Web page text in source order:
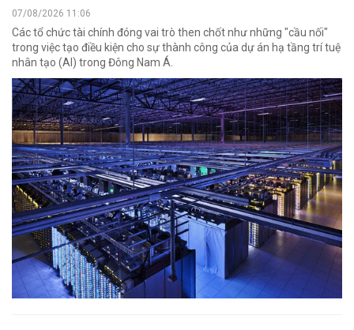
07/08/2026 11:06
Các tổ chức tài chính đóng vai trò then chốt như những "cầu nối"
trong việc tạo điều kiện cho sự thành công của dự án hạ tầng trí tuệ
nhân tạo (AI) trong Đông Nam Á.